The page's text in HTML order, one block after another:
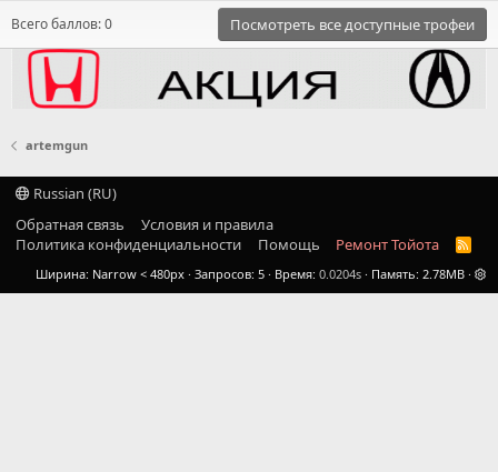
Всего баллов: 0 Посмотреть все доступные трофеи
artemgun
Russian (RU)
Обратная связь
Условия и правила
Политика конфиденциальности
Помощь Ремонт Тойота
R
S
S
Ширина Запросов 5 Время 0.0204s Память 2.78MB